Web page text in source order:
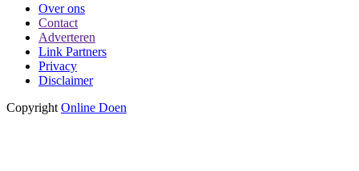
Over ons
Contact
Adverteren
Link Partners
Privacy
Disclaimer
Copyright Online Doen